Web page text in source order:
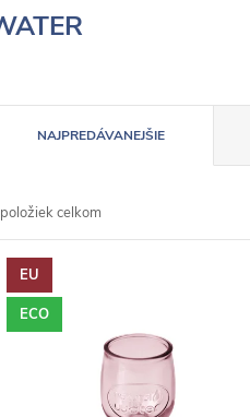
e
n
NAJPREDÁVANEJŠIE
položiek celkom
V
ý
EU
ECO